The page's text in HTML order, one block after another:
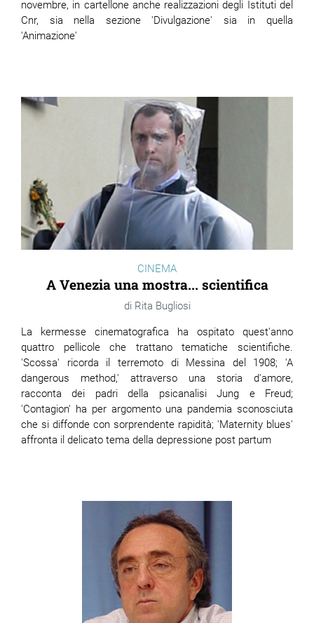
novembre, in cartellone anche realizzazioni degli Istituti del
Cnr, sia nella sezione 'Divulgazione' sia in quella
'Animazione'
CINEMA
A Venezia una mostra... scientifica
Rita Bugliosi
La kermesse cinematografica ha ospitato quest'anno
quattro pellicole che trattano tematiche scientifiche.
'Scossa' ricorda il terremoto di Messina del 1908; 'A
dangerous method,' attraverso una storia d'amore,
racconta dei padri della psicanalisi Jung e Freud;
'Contagion' ha per argomento una pandemia sconosciuta
che si diffonde con sorprendente rapidità; 'Maternity blues'
affronta il delicato tema della depressione post partum